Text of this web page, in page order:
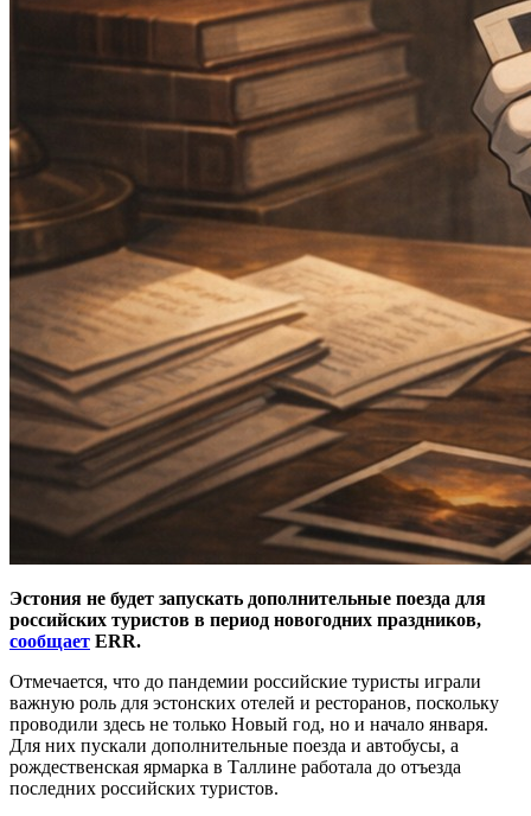
Эстония не будет запускать дополнительные поезда для
российских туристов в период новогодних праздников,
сообщает ERR.
Отмечается, что до пандемии российские туристы играли
важную роль для эстонских отелей и ресторанов, поскольку
проводили здесь не только Новый год, но и начало января.
Для них пускали дополнительные поезда и автобусы, а
рождественская ярмарка в Таллине работала до отъезда
последних российских туристов.